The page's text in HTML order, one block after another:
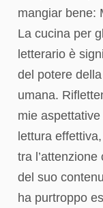
mangiar bene:
La cucina per
letterario è
del potere
umana.
mie
lettura
tra
del suo
ha purtroppo